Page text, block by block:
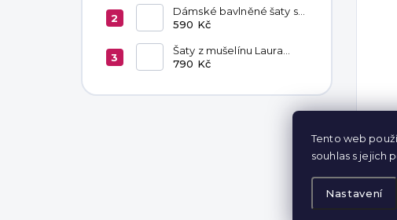
Tento web
souhlas s jejich
Nastavení
Dámské bavlněné šaty s
kapsami Black
590 Kč
Šaty z mušelínu Laura
Fuchsia
790 Kč